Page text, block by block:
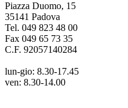
Piazza Duomo, 15
35141 Padova
Tel. 049 823 48 00
Fax 049 65 73 35
C.F. 92057140284
lun-gio: 8.30-17.45
ven: 8.30-14.00